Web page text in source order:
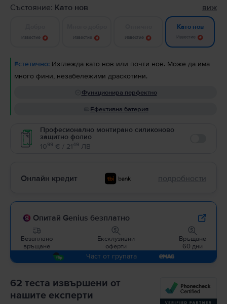
Състояние: Като нов виж
Известие Известие Известие
Като нов
Известие
Естетично: Изглежда като нов или почти нов. Може да има
много фини, незабележими драскотини.
Функционира перфектно
Ефективна батерия
Професионално монтирано силиконово
защитно фолио
1099 € / 2149 ЛВ
Онлайн кредит подробности
Опитай Genius безплатно
Безаплано
връщане
Ексклузивни
оферти
Връщане
60 дни
Част от групата
62 теста извършени от
нашите експерти